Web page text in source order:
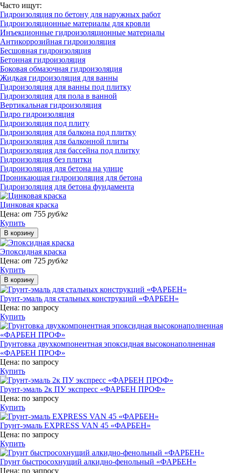
Часто ищут:
Гидроизоляция по бетону для наружных работ
Гидроизоляционные материалы для кровли
Инъекционные гидроизоляционные материалы
Антикоррозийная гидроизоляция
Бесшовная гидроизоляция
Бетонная гидроизоляция
Боковая обмазочная гидроизоляция
Жидкая гидроизоляция для ванны
Гидроизоляция для ванны под плитку
Гидроизоляция для пола в ванной
Вертикальная гидроизоляция
Гидро гидроизоляция
Гидроизоляция под плиту
Гидроизоляция для балкона под плитку
Гидроизоляция для балконной плиты
Гидроизоляция для бассейна под плитку
Гидроизоляция без плитки
Гидроизоляция для бетона на улице
Проникающая гидроизоляция для бетона
Гидроизоляция для бетона фундамента
Цинковая краска
Цена: от 755 руб/кг
Купить
Эпоксидная краска
Цена: от 725 руб/кг
Купить
Грунт-эмаль для стальных конструкций «ФАРБЕН»
Цена: по запросу
Купить
Грунтовка двухкомпонентная эпоксидная высоконаполненная
«ФАРБЕН ПРОФ»
Цена: по запросу
Купить
Грунт-эмаль 2к ПУ экспресс «ФАРБЕН ПРОФ»
Цена: по запросу
Купить
Грунт-эмаль EXPRESS VAN 45 «ФАРБЕН»
Цена: по запросу
Купить
Грунт быстросохнущий алкидно-фенольный «ФАРБЕН»
Цена: по запросу